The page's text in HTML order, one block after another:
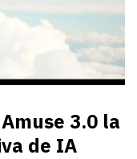
3.0 la
de IA